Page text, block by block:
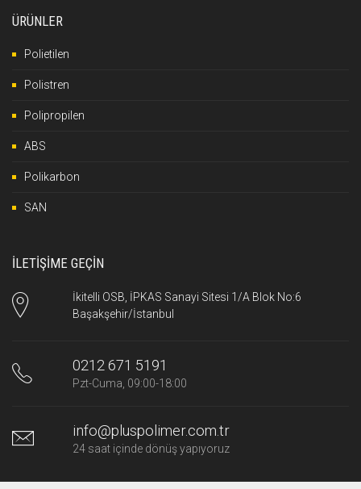
ÜRÜNLER
Polietilen
Polistren
Polipropilen
ABS
Polikarbon
SAN
İLETİŞİME GEÇİN
İkitelli OSB, İPKAS Sanayi Sitesi 1/A Blok No:6
Başakşehir/İstanbul
0212 671 5191
Pzt-Cuma, 09:00-18:00
info@pluspolimer.com.tr
24 saat içinde dönüş yapıyoruz